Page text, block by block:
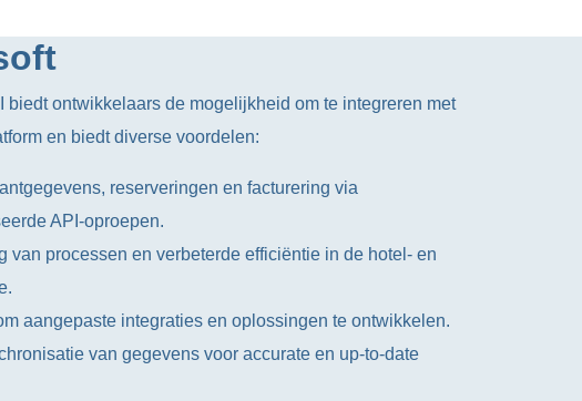
biedt ontwikkelaars de mogelijkheid om te integreren met
en biedt diverse voordelen:
reserveringen en facturering via
API-oproepen.
van processen en verbeterde efficiëntie in de hotel- en
aangepaste integraties en oplossingen te ontwikkelen.
van gegevens voor accurate en up-to-date